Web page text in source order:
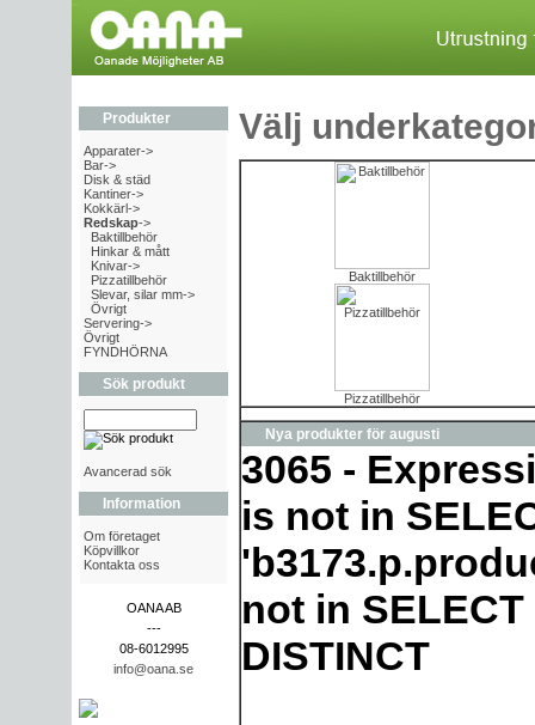
Produkter
Apparater->
Bar->
Disk & städ
Kantiner->
Kokkärl->
Redskap->
Baktillbehör
Hinkar & mått
Knivar->
Pizzatillbehör
Slevar, silar mm->
Övrigt
Servering->
Övrigt
FYNDHÖRNA
Sök produkt
Avancerad sök
Information
Om företaget
Köpvillkor
Kontakta oss
OANA AB
---
08-6012995
info@oana.se
Välj
Baktillbehör
Pizzatillbehör
Nya produkter för augusti
3065 -
is not in
not in
DISTINCT